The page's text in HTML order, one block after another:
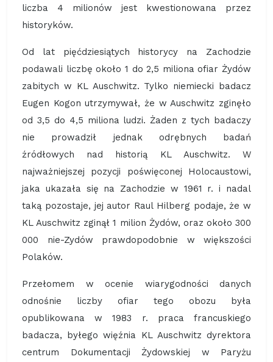
liczba 4 milionów jest kwestionowana przez
historyków.
Od lat pięćdziesiątych historycy na Zachodzie
podawali liczbę około 1 do 2,5 miliona ofiar Żydów
zabitych w KL Auschwitz. Tylko niemiecki badacz
Eugen Kogon utrzymywał, że w Auschwitz zginęło
od 3,5 do 4,5 miliona ludzi. Żaden z tych badaczy
nie prowadził jednak odrębnych badań
źródłowych nad historią KL Auschwitz. W
najważniejszej pozycji poświęconej Holocaustowi,
jaka ukazała się na Zachodzie w 1961 r. i nadal
taką pozostaje, jej autor Raul Hilberg podaje, że w
KL Auschwitz zginął 1 milion Żydów, oraz około 300
000 nie-Zydów prawdopodobnie w większości
Polaków.
Przełomem w ocenie wiarygodności danych
odnośnie liczby ofiar tego obozu była
opublikowana w 1983 r. praca francuskiego
badacza, byłego więźnia KL Auschwitz dyrektora
centrum Dokumentacji Żydowskiej w Paryżu